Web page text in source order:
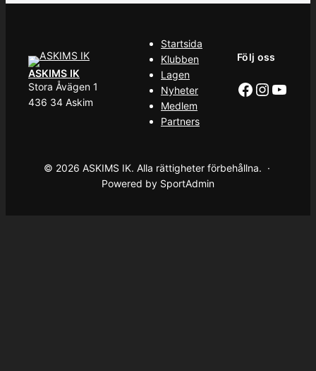
ASKIMS IK
Stora Åvägen 1
436 34 Askim
Startsida
Klubben
Lagen
Nyheter
Medlem
Partners
Följ oss
Facebook
© 2026 ASKIMS IK. Alla rättigheter förbehållna. ·
Powered by SportAdmin